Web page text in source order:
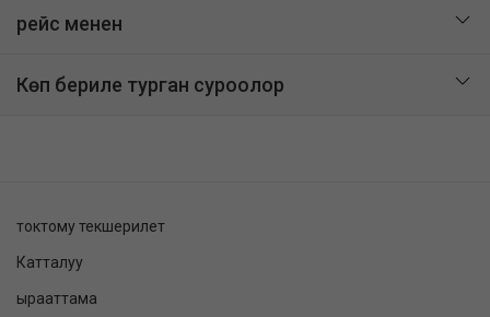
рейс менен
Көп бериле турган суроолор
токтому текшерилет
Катталуу
ырааттама